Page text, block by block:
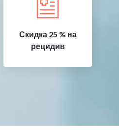
Скидка 25 % на
рецидив